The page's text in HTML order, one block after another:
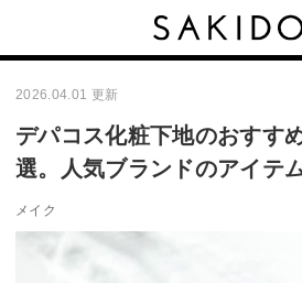
2026.04.01 更新
デパコス化粧下地のおすす
選。人気ブランドのアイテ
メイク